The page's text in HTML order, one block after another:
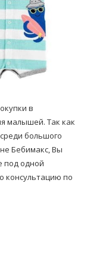
в
малышей. Так как
большого
Бебимакс, Вы
под одной
консультацию по